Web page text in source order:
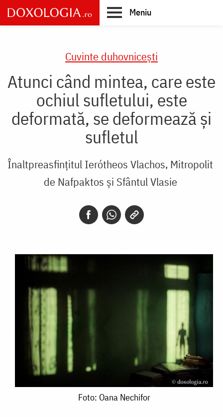
Skip
to
main
Meniu
Cuvinte duhovnicești
Atunci când mintea, care este
ochiul sufletului, este
deformată, se deformează şi
sufletul
Înaltpreasfințitul Ierótheos Vlachos, Mitropolit
de Nafpaktos și Sfântul Vlasie
Foto: Oana Nechifor